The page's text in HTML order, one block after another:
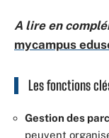
A lire en
mycampus
Les fonctions
Gestion des
peuvent